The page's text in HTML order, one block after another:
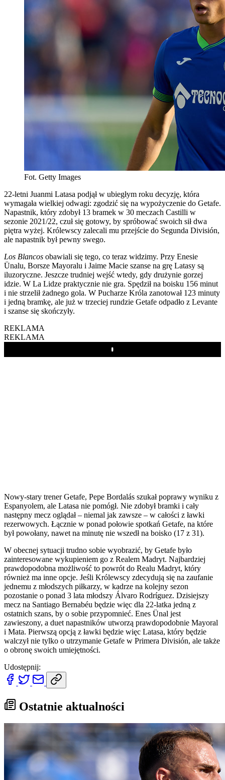
Fot. Getty Images
22-letni Juanmi Latasa podjął w ubiegłym roku decyzję, która
wymagała wielkiej odwagi: zgodzić się na wypożyczenie do Getafe.
Napastnik, który zdobył 13 bramek w 30 meczach Castilli w
sezonie 2021/22, czuł się gotowy, by spróbować swoich sił dwa
piętra wyżej. Królewscy zalecali mu przejście do Segunda División,
ale napastnik był pewny swego.
Los Blancos obawiali się tego, co teraz widzimy. Przy Enesie
Ünalu, Borsze Mayoralu i Jaime Macie szanse na grę Latasy są
iluzoryczne. Jeszcze trudniej wejść wtedy, gdy drużynie gorzej
idzie. W La Lidze praktycznie nie gra. Spędził na boisku 156 minut
i nie strzelił żadnego gola. W Pucharze Króla zanotował 123 minuty
i jedną bramkę, ale już w trzeciej rundzie Getafe odpadło z Levante
i szanse się skończyły.
REKLAMA
REKLAMA
Play
Nowy-stary trener Getafe, Pepe Bordalás szukał poprawy wyniku z
Espanyolem, ale Latasa nie pomógł. Nie zdobył bramki i cały
następny mecz oglądał – niemal jak zawsze – w całości z ławki
rezerwowych. Łącznie w ponad połowie spotkań Getafe, na które
był powołany, nawet na minutę nie wszedł na boisko (17 z 31).
W obecnej sytuacji trudno sobie wyobrazić, by Getafe było
zainteresowane wykupieniem go z Realem Madryt. Najbardziej
prawdopodobna możliwość to powrót do Realu Madryt, który
również ma inne opcje. Jeśli Królewscy zdecydują się na zaufanie
jednemu z młodszych piłkarzy, w kadrze na kolejny sezon
pozostanie o ponad 3 lata młodszy Álvaro Rodríguez. Dzisiejszy
mecz na Santiago Bernabéu będzie więc dla 22-latka jedną z
ostatnich szans, by o sobie przypomnieć. Enes Ünal jest
zawieszony, a duet napastników utworzą prawdopodobnie Mayoral
i Mata. Pierwszą opcją z ławki będzie więc Latasa, który będzie
walczył nie tylko o utrzymanie Getafe w Primera División, ale także
o obronę swoich umiejętności.
Udostępnij:
Ostatnie aktualności